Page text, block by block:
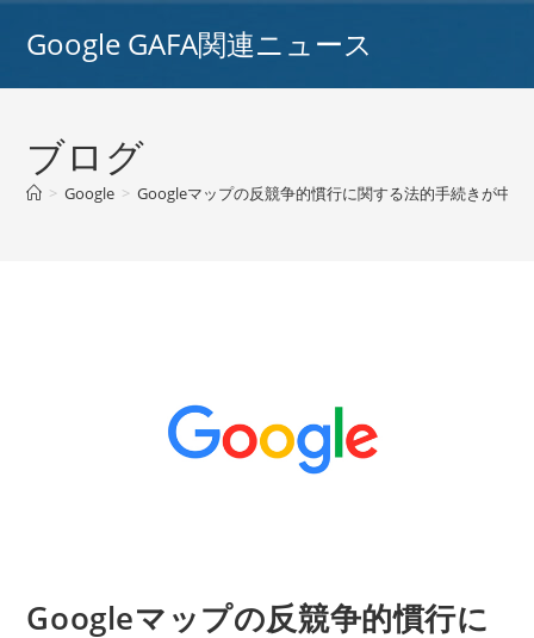
Google GAFA関連ニュース
ブログ
> Google > Googleマップの反競争的慣行に関する法的手続きが中心
Googleマップの反競争的慣行に